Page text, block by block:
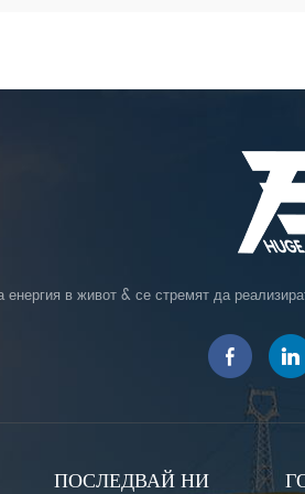
енергия в живот & се стремят да
ПОСЛЕДВАЙ НИ